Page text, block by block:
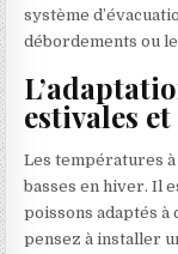
système
débordements ou
estivales
Les températures
basses en hiver. Il
poissons adaptés à
pensez à installer